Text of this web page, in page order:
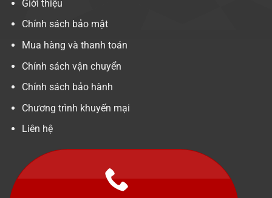
Giới thiệu
Chính sách bảo mật
Mua hàng và thanh toán
Chính sách vận chuyển
Chính sách bảo hành
Chương trình khuyến mại
Liên hệ